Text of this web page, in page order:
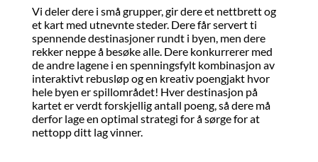
Vi deler dere i små grupper, gir dere et nettbrett og
et kart med utnevnte steder. Dere får servert ti
spennende destinasjoner rundt i byen, men dere
rekker neppe å besøke alle. Dere konkurrerer med
de andre lagene i en spenningsfylt kombinasjon av
interaktivt rebusløp og en kreativ poengjakt hvor
hele byen er spillområdet! Hver destinasjon på
kartet er verdt forskjellig antall poeng, så dere må
derfor lage en optimal strategi for å sørge for at
nettopp ditt lag vinner.